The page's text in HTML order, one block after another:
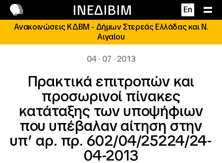
ΙΝΕΔΙΒΙΜ En
Επικοινωνία
Ανακοινώσεις ΚΔΒΜ - Δήμων Στερεάς Ελλάδας και Ν.
Αιγαίου
04 · 07 · 2013
Πρακτικά επιτροπών και
προσωρινοί πίνακες
κατάταξης των υποψήφιων
που υπέβαλαν αίτηση στην
υπ’ αρ. πρ. 602/04/25224/24-
04-2013